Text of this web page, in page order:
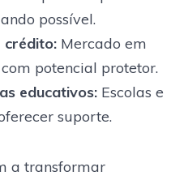
possível.
crédito:Mercado em
potencial protetor.
educativos:Escolas e
suporte.
a transformar